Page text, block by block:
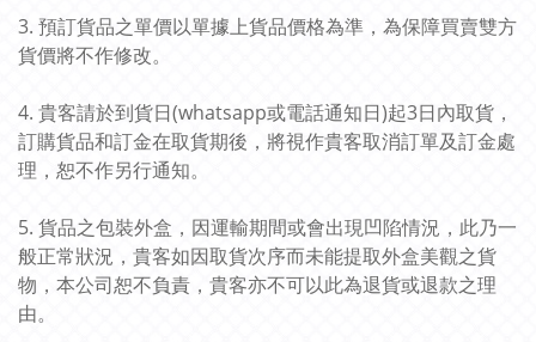
3. 預訂貨品之單價以單據上貨品價格為準，為保障買賣雙方
貨價將不作修改。
4. 貴客請於到貨日(whatsapp或電話通知日)起3日內取貨，
訂購貨品和訂金在取貨期後，將視作貴客取消訂單及訂金處
理，恕不作另行通知。
5. 貨品之包裝外盒，因運輸期間或會出現凹陷情況，此乃一
般正常狀況，貴客如因取貨次序而未能提取外盒美觀之貨
物，本公司恕不負責，貴客亦不可以此為退貨或退款之理
由。